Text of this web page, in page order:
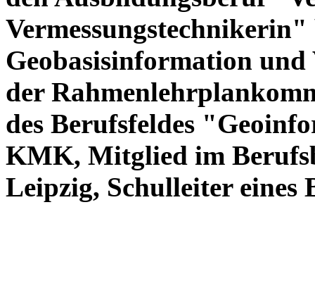
Geobasisinformation und
der
des Berufsfeldes
KMK, Mitglied im
Leipzig, Schulleiter eines